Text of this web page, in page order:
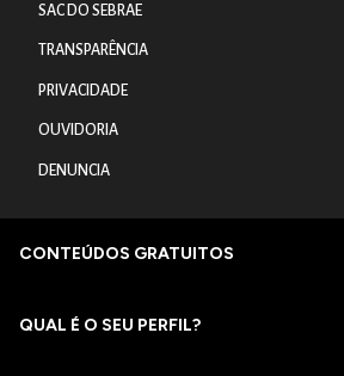
SAC DO SEBRAE
TRANSPARÊNCIA
PRIVACIDADE
OUVIDORIA
DENUNCIA
CONTEÚDOS GRATUITOS
QUAL É O SEU PERFIL?